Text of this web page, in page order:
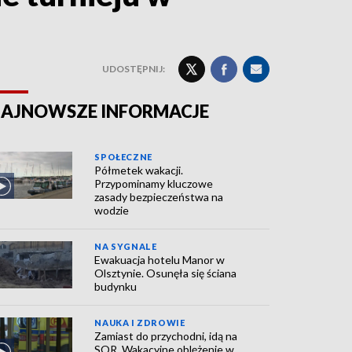
UDOSTĘPNIJ:
INFORMACJE
SPOŁECZNE
Półmetek wakacji.
Przypominamy kluczowe
zasady bezpieczeństwa na
wodzie
NA SYGNALE
Ewakuacja hotelu Manor w
Olsztynie. Osunęła się ściana
budynku
NAUKA I ZDROWIE
Zamiast do przychodni, idą na
SOR. Wakacyjne oblężenie w